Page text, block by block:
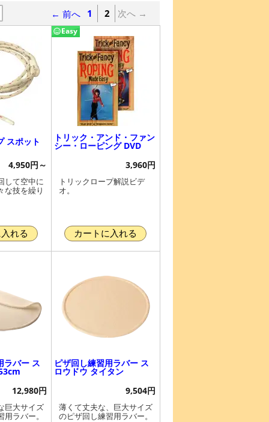
← 前へ 1 2 次へ →
スポット
4,950円～
して空中に
な技を繰り
れる
Easy
トリック・アンド・ファン
シー・ローピング DVD
3,960円
トリックロープ解説ビデ
オ。
カートに入れる
ラバー ス
12,980円
巨大サイズ
ラバー。
ピザ回し練習用ラバー ス
ロウドウ タイタン
9,504円
薄くて丈夫な、巨大サイズ
のピザ回し練習用ラバー。